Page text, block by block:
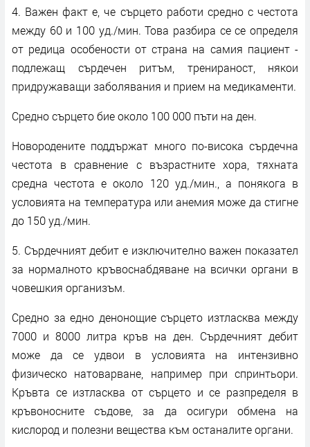
4. Важен факт е, че сърцето работи средно с честота
между 60 и 100 уд./мин. Това разбира се се определя
от редица особености от страна на самия пациент -
подлежащ сърдечен ритъм, тренираност, някои
придружаващи заболявания и прием на медикаменти.
Средно сърцето бие около 100 000 пъти на ден.
Новородените поддържат много по-висока сърдечна
честота в сравнение с възрастните хора, тяхната
средна честота е около 120 уд./мин., а понякога в
условията на температура или анемия може да стигне
до 150 уд./мин.
5. Сърдечният дебит е изключително важен показател
за нормалното кръвоснабдяване на всички органи в
човешкия организъм.
Средно за едно денонощие сърцето изтласква между
7000 и 8000 литра кръв на ден. Сърдечният дебит
може да се удвои в условията на интензивно
физическо натоварване, например при спринтьори.
Кръвта се изтласква от сърцето и се разпределя в
кръвоносните съдове, за да осигури обмена на
кислород и полезни вещества към останалите органи.